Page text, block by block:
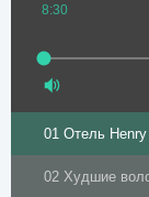
8:30
01 Отель
02 Худшие